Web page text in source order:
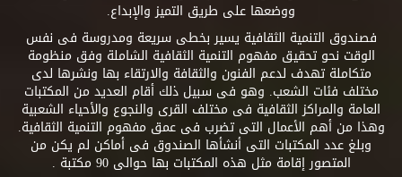
ووضعها على طريق التميز والإبداع.
فصندوق التنمية الثقافية يسير بخطى سريعة ومدروسة فى نفس
الوقت نحو تحقيق مفهوم التنمية الثقافية الشاملة وفق منظومة
متكاملة تهدف لدعم الفنون والثقافة والارتقاء بها ونشرها لدى
مختلف فئات الشعب. وهو فى سبيل ذلك أقام العديد من المكتبات
العامة والمراكز الثقافية فى مختلف القرى والنجوع والأحياء الشعبية
وهذا من أهم الأعمال التى تضرب فى عمق مفهوم التنمية الثقافية.
وبلغ عدد المكتبات التى أنشأها الصندوق فى أماكن لم يكن من
المتصور إقامة مثل هذه المكتبات بها حوالى 90 مكتبة .